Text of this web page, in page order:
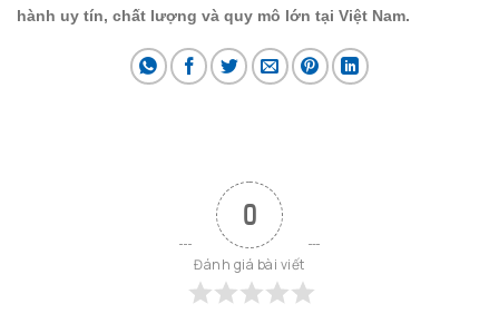
hành uy tín, chất lượng và quy mô lớn tại Việt Nam.
0
Đánh giá bài viết